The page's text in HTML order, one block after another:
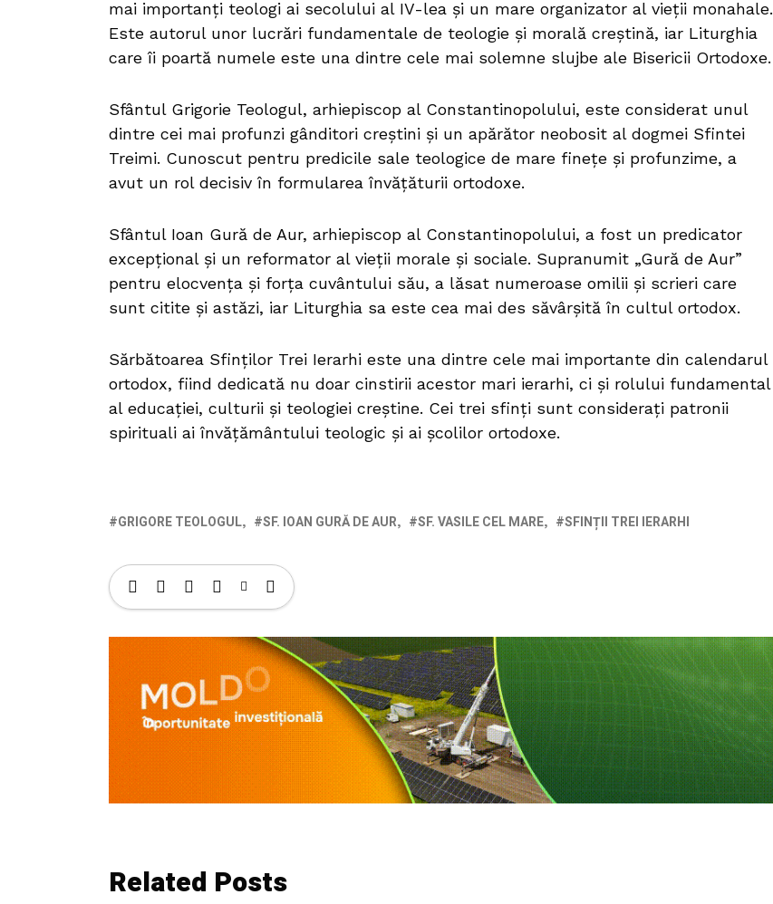
mai importanți teologi ai secolului al IV-lea și un mare organizator al vieții monahale.
Este autorul unor lucrări fundamentale de teologie și morală creștină, iar Liturghia
care îi poartă numele este una dintre cele mai solemne slujbe ale Bisericii Ortodoxe.
Sfântul Grigorie Teologul, arhiepiscop al Constantinopolului, este considerat unul
dintre cei mai profunzi gânditori creștini și un apărător neobosit al dogmei Sfintei
Treimi. Cunoscut pentru predicile sale teologice de mare finețe și profunzime, a
avut un rol decisiv în formularea învățăturii ortodoxe.
Sfântul Ioan Gură de Aur, arhiepiscop al Constantinopolului, a fost un predicator
excepțional și un reformator al vieții morale și sociale. Supranumit „Gură de Aur”
pentru elocvența și forța cuvântului său, a lăsat numeroase omilii și scrieri care
sunt citite și astăzi, iar Liturghia sa este cea mai des săvârșită în cultul ortodox.
Sărbătoarea Sfinților Trei Ierarhi este una dintre cele mai importante din calendarul
ortodox, fiind dedicată nu doar cinstirii acestor mari ierarhi, ci și rolului fundamental
al educației, culturii și teologiei creștine. Cei trei sfinți sunt considerați patronii
spirituali ai învățământului teologic și ai școlilor ortodoxe.
GRIGORE TEOLOGUL SF. IOAN GURĂ DE AUR SF. VASILE CEL MARE SFINȚII TREI IERARHI
Related Posts